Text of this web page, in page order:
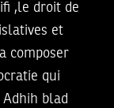
,le droit de
et
composer
qui
blad